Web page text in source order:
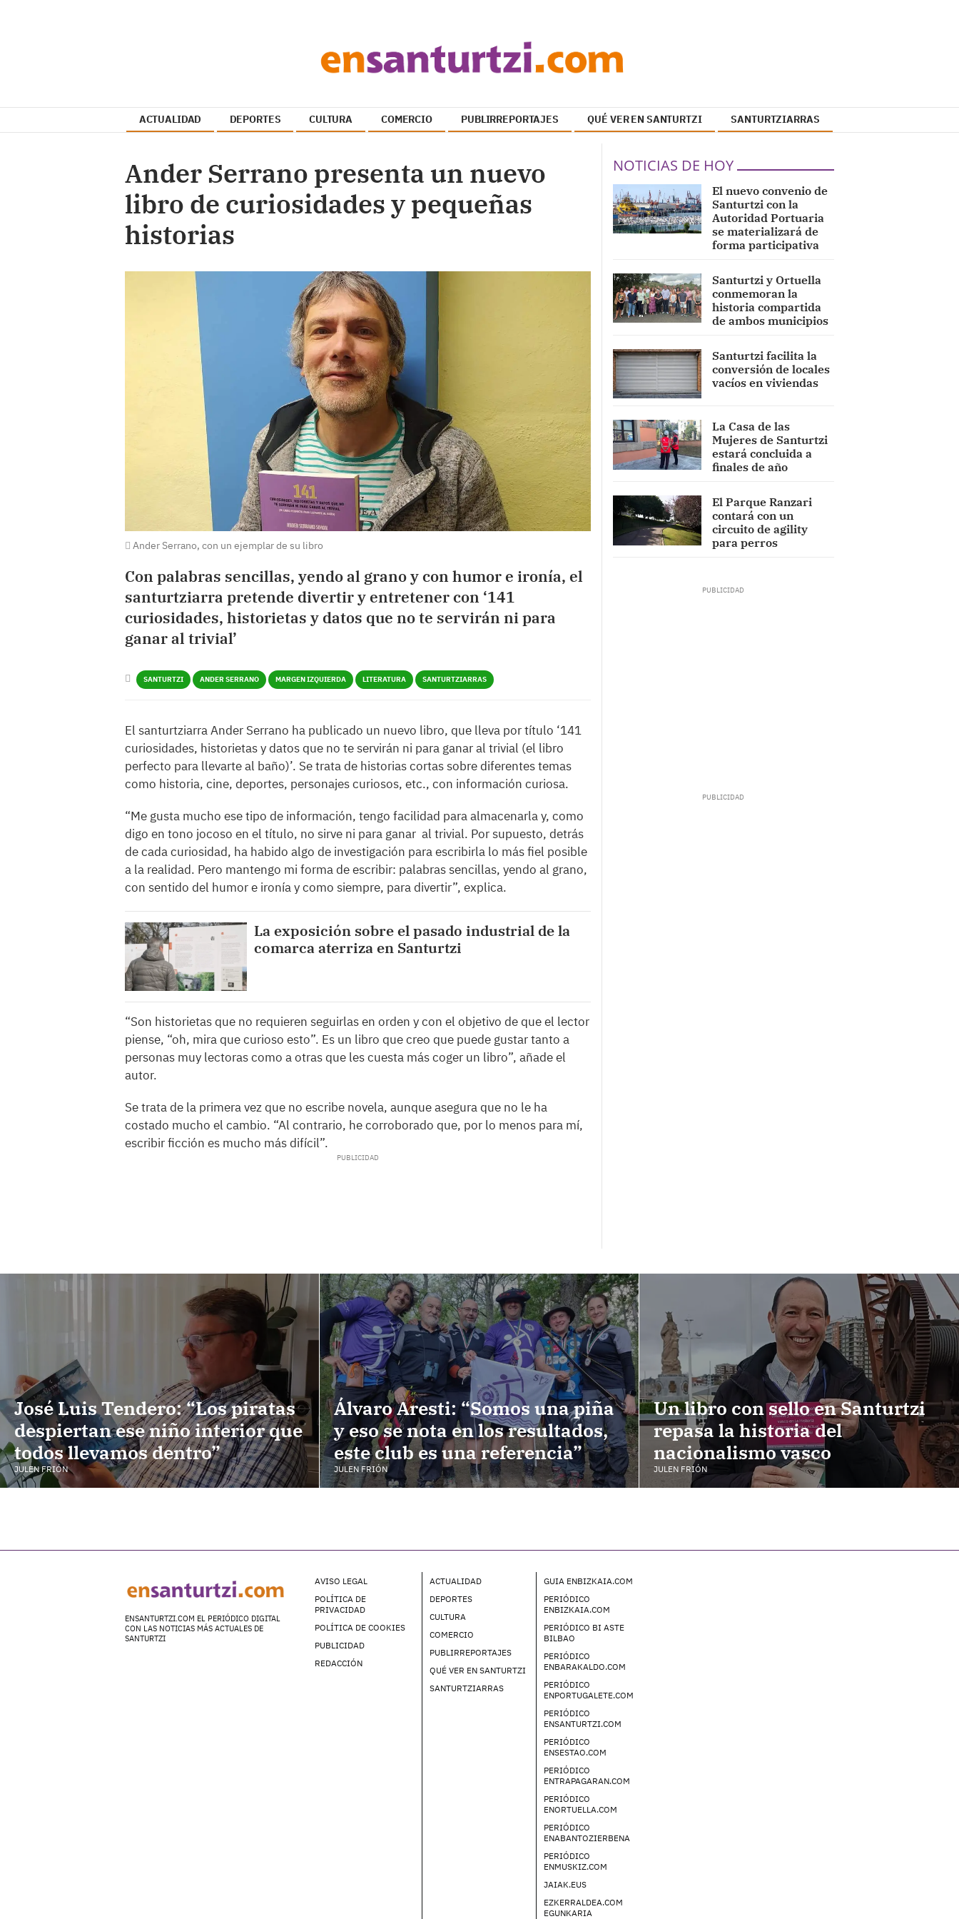
ACTUALIDAD DEPORTES CULTURA COMERCIO PUBLIRREPORTAJES QUÉ VER EN SANTURTZI SANTURTZIARRAS
Ander Serrano presenta un nuevo
libro de curiosidades y pequeñas
historias
Ander Serrano, con un ejemplar de su libro
Con palabras sencillas, yendo al grano y con humor e ironía, el
santurtziarra pretende divertir y entretener con ‘141
curiosidades, historietas y datos que no te servirán ni para
ganar al trivial’
SANTURTZI ANDER SERRANO MARGEN IZQUIERDA LITERATURA SANTURTZIARRAS
El santurtziarra Ander Serrano ha publicado un nuevo libro, que lleva por título ‘141
curiosidades, historietas y datos que no te servirán ni para ganar al trivial (el libro
perfecto para llevarte al baño)’. Se trata de historias cortas sobre diferentes temas
como historia, cine, deportes, personajes curiosos, etc., con información curiosa.
“Me gusta mucho ese tipo de información, tengo facilidad para almacenarla y, como
digo en tono jocoso en el título, no sirve ni para ganar al trivial. Por supuesto, detrás
de cada curiosidad, ha habido algo de investigación para escribirla lo más fiel posible
a la realidad. Pero mantengo mi forma de escribir: palabras sencillas, yendo al grano,
con sentido del humor e ironía y como siempre, para divertir”, explica.
La exposición sobre el pasado industrial de la
comarca aterriza en Santurtzi
“Son historietas que no requieren seguirlas en orden y con el objetivo de que el lector
piense, “oh, mira que curioso esto”. Es un libro que creo que puede gustar tanto a
personas muy lectoras como a otras que les cuesta más coger un libro”, añade el
autor.
Se trata de la primera vez que no escribe novela, aunque asegura que no le ha
costado mucho el cambio. “Al contrario, he corroborado que, por lo menos para mí,
escribir ficción es mucho más difícil”.
NOTICIAS DE HOY
El nuevo convenio de
Santurtzi con la
Autoridad Portuaria
se materializará de
forma participativa
Santurtzi y Ortuella
conmemoran la
historia compartida
de ambos municipios
Santurtzi facilita la
conversión de locales
vacíos en viviendas
La Casa de las
Mujeres de Santurtzi
estará concluida a
finales de año
El Parque Ranzari
contará con un
circuito de agility
para perros
José Luis Tendero: “Los piratas
despiertan ese niño interior que
todos llevamos dentro”
JULEN FRIÓN
Álvaro Aresti: “Somos una piña
y eso se nota en los resultados,
este club es una referencia”
JULEN FRIÓN
Un libro con sello en Santurtzi
repasa la historia del
nacionalismo vasco
JULEN FRIÓN
ENSANTURTZI.COM EL PERIÓDICO DIGITAL
CON LAS NOTICIAS MÁS ACTUALES DE
SANTURTZI
AVISO LEGAL
POLÍTICA DE
PRIVACIDAD
POLÍTICA DE COOKIES
PUBLICIDAD
REDACCIÓN
ACTUALIDAD
DEPORTES
CULTURA
COMERCIO
PUBLIRREPORTAJES
QUÉ VER EN SANTURTZI
SANTURTZIARRAS
GUIA ENBIZKAIA.COM
PERIÓDICO
ENBIZKAIA.COM
PERIÓDICO BI ASTE
BILBAO
PERIÓDICO
ENBARAKALDO.COM
PERIÓDICO
ENPORTUGALETE.COM
PERIÓDICO
ENSANTURTZI.COM
PERIÓDICO
ENSESTAO.COM
PERIÓDICO
ENTRAPAGARAN.COM
PERIÓDICO
ENORTUELLA.COM
PERIÓDICO
ENABANTOZIERBENA
PERIÓDICO
ENMUSKIZ.COM
JAIAK.EUS
EZKERRALDEA.COM
EGUNKARIA